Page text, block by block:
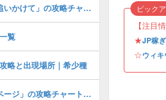
【注目
★JP稼
☆ウィ
ピック
1章「逃げ水を追いかけて」の攻略チャート｜ストーリー
覧
略と出現場所｜希少種
7章「ふたつのページ」の攻略チャート｜ストーリー